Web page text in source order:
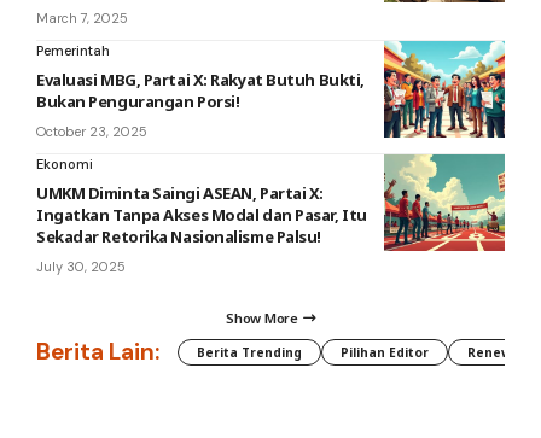
March 7, 2025
Pemerintah
Evaluasi MBG, Partai X: Rakyat Butuh Bukti,
Bukan Pengurangan Porsi!
October 23, 2025
Ekonomi
UMKM Diminta Saingi ASEAN, Partai X:
Ingatkan Tanpa Akses Modal dan Pasar, Itu
Sekadar Retorika Nasionalisme Palsu!
July 30, 2025
Show More
Berita Lain: Berita Trending Pilihan Editor